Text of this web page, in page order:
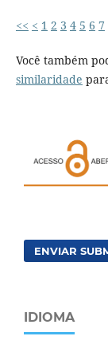
<< < 1 2 3 4 5 6 7
Você também
similaridade
ENVIAR
IDIOMA